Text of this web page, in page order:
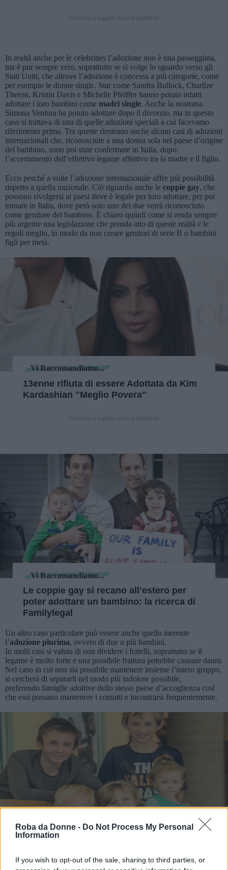
Roba da Donne - Do Not Process My Personal
Information
If you wish to opt-out of the sale, sharing to third parties, or
In realtà anche per le celebrities l’adozione non è una passeggiata,
ma è pur sempre vero, soprattutto se si volge lo sguardo verso gli
Stati Uniti, che altrove l’adozione è concessa a più categorie, come
per esempio le donne single. Star come Sandra Bullock, Charlize
Theron, Kristin Davis e Michelle Pfeiffer hanno potuto infatti
adottare i loro bambini come madri single. Anche la nostrana
Simona Ventura ha potuto adottare dopo il divorzio, ma in questo
caso si trattava di una di quelle adozioni speciali a cui facevamo
riferimento prima. Tra queste rientrano anche alcuni casi di adozioni
internazionali che, riconosciute a una donna sola nel paese d’origine
del bambino, sono poi state confermate in Italia, dopo
l’accertamento dell’effettivo legame affettivo tra la madre e il figlio.
Ecco perché a volte l’adozione internazionale offre più possibilità
rispetto a quella nazionale. Ciò riguarda anche le coppie gay, che
possono rivolgersi ai paesi dove è legale per loro adottare, per poi
tornare in Italia, dove però solo uno dei due verrà riconosciuto
come genitore del bambino. È chiaro quindi come si renda sempre
più urgente una legislazione che prenda atto di queste realtà e le
regoli meglio, in modo da non creare genitori di serie B o bambini
figli per metà.
Vi Raccomandiamo...
13enne rifiuta di essere Adottata da Kim
Kardashian "Meglio Povera"
Vi Raccomandiamo...
Le coppie gay si recano all’estero per
poter adottare un bambino: la ricerca di
Familylegal
Un altro caso particolare può essere anche quello inerente
l’adozione plurima, ovvero di due o più bambini.
In molti casi si valuta di non dividere i fratelli, soprattutto se il
legame è molto forte e una possibile frattura potrebbe causare danni.
Nel caso in cui non sia possibile mantenere insieme l’intero gruppo,
si cercherà di separarli nel modo più indolore possibile,
preferendo famiglie adottive dello stesso paese d’accoglienza così
che essi possano mantenere i contatti e incontrarsi frequentemente.
Vi Raccomandiamo...
AAA Cercasi famiglia che adotti, insieme,